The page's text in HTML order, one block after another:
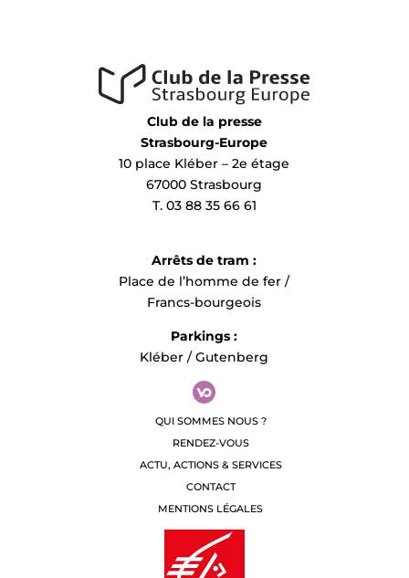
Club de la presse
Strasbourg-Europe
10 place Kléber – 2e étage
67000 Strasbourg
T. 03 88 35 66 61
Arrêts de tram :
Place de l’homme de fer /
Francs-bourgeois
Parkings :
Kléber / Gutenberg
QUI SOMMES NOUS ?
RENDEZ-VOUS
ACTU, ACTIONS & SERVICES
CONTACT
MENTIONS LÉGALES